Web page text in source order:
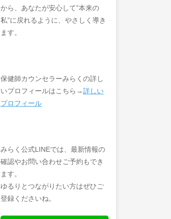
から、あなたが安心して”本来の
私”に戻れるように、やさしく導き
ます。
保健師カウンセラーみらくの詳し
いプロフィールはこちら→詳しい
プロフィール
みらく公式LINEでは、最新情報の
確認やお問い合わせご予約もでき
ます。
ゆるりとつながりたい方はぜひご
登録くださいね。